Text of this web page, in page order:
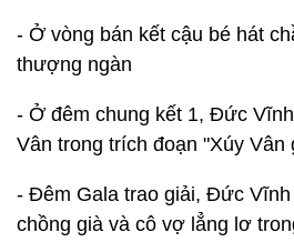
- Ở vòng bán kết cậu bé hát
thượng ngàn
- Ở đêm chung kết 1, Đức
Vân trong trích đoạn "Xúy Vân
- Đêm Gala trao giải, Đức Vĩnh
chồng già và cô vợ lẳng lơ